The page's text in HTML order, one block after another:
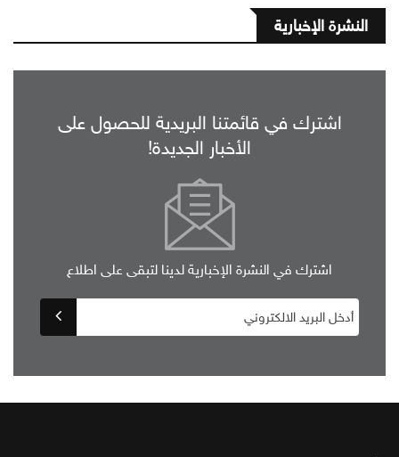
النشرة الإخبارية
اشترك في قائمتنا البريدية للحصول على
الأخبار الجديدة!
اشترك في النشرة الإخبارية لدينا لتبقى على اطلاع